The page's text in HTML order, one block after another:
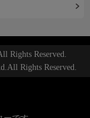
Rights Reserved.
Rights Reserved.